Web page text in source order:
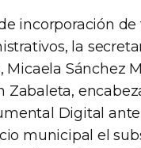
incorporación
la
Micaela Sánchez
Digital
municipal el